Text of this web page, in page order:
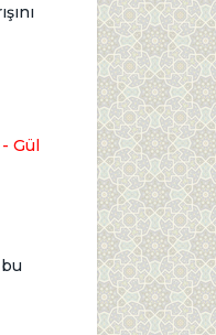
- Gül